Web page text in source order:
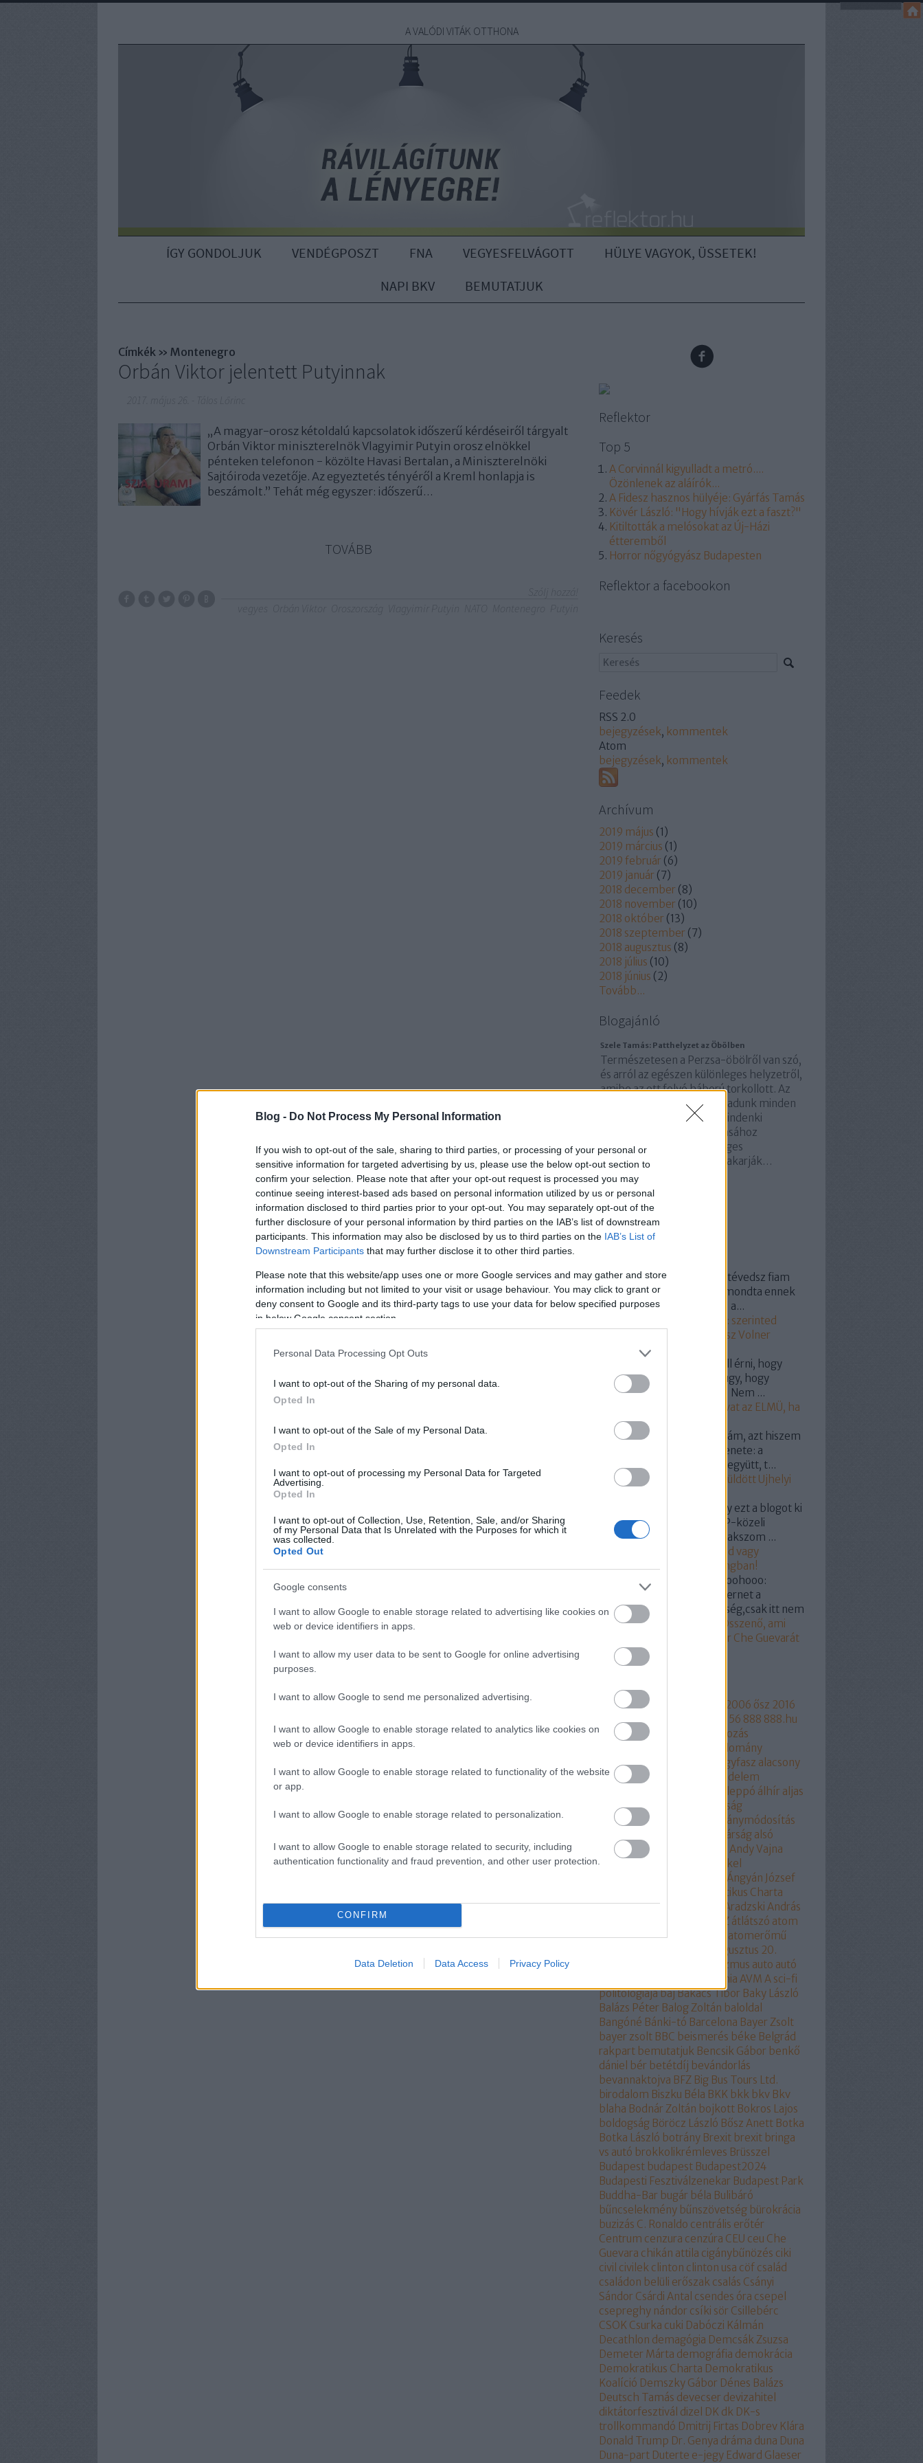
Blog - Do Not Process My Personal Information
If you wish to opt-out of the sale, sharing to third parties, or processing of your personal or
sensitive information for targeted advertising by us, please use the below opt-out section to
confirm your selection. Please note that after your opt-out request is processed you may
continue seeing interest-based ads based on personal information utilized by us or personal
information disclosed to third parties prior to your opt-out. You may separately opt-out of the
further disclosure of your personal information by third parties on the IAB’s list of downstream
participants. This information may also be disclosed by us to third parties on the IAB’s List of
Downstream Participants that may further disclose it to other third parties.
Please note that this website/app uses one or more Google services and may gather and store
information including but not limited to your visit or usage behaviour. You may click to grant or
deny consent to Google and its third-party tags to use your data for below specified purposes
in below Google consent section.
Personal Data Processing Opt Outs
I want to opt-out of the Sharing of my personal data.
Opted In
I want to opt-out of the Sale of my Personal Data.
Opted In
I want to opt-out of processing my Personal Data for Targeted
Advertising.
Opted In
I want to opt-out of Collection, Use, Retention, Sale, and/or Sharing
of my Personal Data that Is Unrelated with the Purposes for which it
was collected.
Opted Out
Google consents
I want to allow Google to enable storage related to advertising like cookies on
web or device identifiers in apps.
I want to allow my user data to be sent to Google for online advertising
purposes.
I want to allow Google to send me personalized advertising.
I want to allow Google to enable storage related to analytics like cookies on
web or device identifiers in apps.
I want to allow Google to enable storage related to functionality of the website
or app.
I want to allow Google to enable storage related to personalization.
I want to allow Google to enable storage related to security, including
authentication functionality and fraud prevention, and other user protection.
CONFIRM
Data Deletion Data Access Privacy Policy
A VALÓDI VITÁK OTTHONA
ÍGY GONDOLJUK VENDÉGPOSZT FNA VEGYESFELVÁGOTT
HÜLYE VAGYOK, ÜSSETEK!
NAPI BKV
BEMUTATJUK
Címkék » Montenegro
Orbán Viktor jelentett Putyinnak
„A magyar-orosz kétoldalú kapcsolatok időszerű kérdéseiről tárgyalt
Orbán Viktor miniszterelnök Vlagyimir Putyin orosz elnökkel
pénteken telefonon - közölte Havasi Bertalan, a Miniszterelnöki
Sajtóiroda vezetője. Az egyeztetés tényéről a Kreml honlapja is
beszámolt.” Tehát még egyszer: időszerű…
TOVÁBB
Reflektor
Top 5
A Corvinnál kigyulladt a metró....
Özönlenek az aláírók...
A Fidesz hasznos hülyéje: Gyárfás Tamás
Kövér László: "Hogy hívják ezt a faszt?"
Kitiltották a melósokat az Új-Házi
étteremből
Horror nőgyógyász Budapesten
Reflektor a facebookon
Keresés
Feedek
RSS 2.0
bejegyzések, kommentek
Atom
bejegyzések, kommentek
Archívum
2019 május (1)
2019 március (1)
2019 február (6)
2019 január (7)
2018 december (8)
2018 november (10)
2018 október (13)
2018 szeptember (7)
2018 augusztus (8)
2018 július (10)
2018 június (2)
Tovább...
Blogajánló
Szele Tamás: Patthelyzet az Öbölben
Természetesen a Perzsa-öbölről van szó,
és arról az egészen különleges helyzetről,
amibe az ott folyó háború torkollott. Az
történt ugyanis – ha hitelt adunk minden
jelentésnek – miszerint mindenki
kifogyott a harcok folytatásához
elengedhetetlenül szükséges
lőszerekből. Ha csak nem akarják…
forgokinpad.blog.hu
tu-154:@Grand Prix 1800: tévedsz fiam
,olvastad ,,maga a gazdád mondta ennek
az idiótavolnernek hogy "" a...
Szavazz: szerinted
mivel vásárolta meg a Fidesz Volner
@onlame: El kell érni, hogy
kapcsolják le a hálózatról úgy, hogy
kártyás legyen a villanyóra! Nem ...
Így szívat az ELMÜ, ha
napelemed van!
tendencia: Hát nuszbaumkám, azt hiszem
elég világos a választók üzenete: a
hatalmas nagy pofátokkal együtt, t...
2019.05.27. 12:10
Miért küldött Ujhelyi
Nem tudom, hogy ezt a blogot ki
és miért indította -bár LMP-közeli
személyre/csoportra gyanakszom ...
Hunvald vagy
Somogyi? Segítünk a castingban!
szekertabor:
@a nagy hohoohooo:
"Tudod hülyegyerek az internet a
könyvtár megfelelője féleség,csak itt nem
kell...(2019.03.07. 15:18
Összenő, ami
összetartozik: Orbán Viktor Che Guevarát
idéz
.lengyelország 2006 ősz 2016
20172018 56 888 888.hu
abortusz
Aczél Endre
adakozás
adomány
áfacsökkentés
agyfasz alacsony
bér
aláírásgyájtés
alapjovedelem
Aleppó álhír aljas
alkotmány
alkotmánybíróság
Alkotmánybíróság
alkotmánymódosítás
állampolgárság alsó
rakpart
áltudomány
Andy Vajna
angela merkel
Angela Merkel
Ángyán József
Antidemokratikus Charta
AOSZapátia
Aradzski András
ÁSZ átlátszó atom
atombalesetatomenergia
atomerőmű
augusztus 20.
autizmus auto autó
autonómia AVM A sci-fi
politológiájabajBakács Tibor Baky László
Balázs Péter Balog Zoltán baloldal
Bangóné Bánki-tó Barcelona Bayer Zsolt
bayer zsolt BBC beismerés béke Belgrád
rakpart bemutatjuk Bencsik Gábor benkő
dániel bér betétdíj bevándorlás
bevannaktojva BFZ Big Bus Tours Ltd.
birodalom Biszku Béla BKK bkk bkv Bkv
blaha Bodnár Zoltán bojkott Bokros Lajos
boldogság Böröcz László Bősz Anett Botka
Botka László botrány Brexit brexit bringa
vs autó brokkolikrémleves Brüsszel
Budapest budapest Budapest2024
Budapesti Fesztiválzenekar Budapest Park
Buddha-Bar bugár béla Bulibáró
bűncselekmény bűnszövetség bürokrácia
buzizás C. Ronaldo centrális erőtér
Centrum cenzura cenzúra CEU ceu Che
Guevara chikán attila cigánybűnözés ciki
civil civilek clinton clinton usa cöf család
családon belüli erőszak csalás Csányi
Sándor Csárdi Antal csendes óra csepel
csepreghy nándor csíki sör Csillebérc
CSOK Csurka cuki Dabóczi Kálmán
Decathlon demagógia Demcsák Zsuzsa
Demeter Márta demográfia demokrácia
Demokratikus Charta Demokratikus
Koalíció Demszky Gábor Dénes Balázs
Deutsch Tamás devecser devizahitel
diktátorfesztivál dizel DK dk DK-s
trollkommandó Dmitrij Firtas Dobrev Klára
Donald Trump Dr. Genya dráma duna Duna
Duna-part Duterte e-jegy Edward Glaeser